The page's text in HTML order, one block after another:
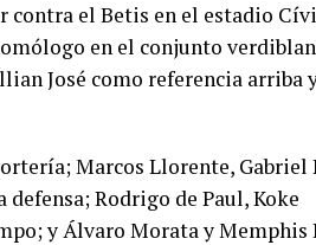
el Betis en el estadio
en el conjunto
José como referencia arriba
Marcos Llorente, Gabriel
Rodrigo de Paul, Koke
y Álvaro Morata y Memphis